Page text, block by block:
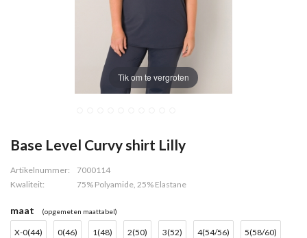
Tik om te vergroten
Base Level Curvy shirt Lilly
Artikelnummer:
7000114
Kwaliteit:
75% Polyamide, 25% Elastane
maat (opgemeten maattabel)
X-0(44) 0(46) 1(48) 2(50) 3(52) 4(54/56) 5(58/60)